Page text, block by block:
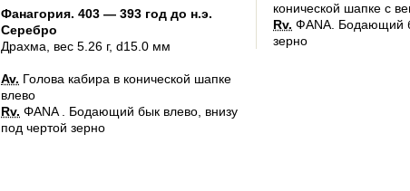
Фанагория. 403 — 393 год до н.э.
Серебро
Драхма , вес 5.26 г, d15.0 мм
Av. Голова кабира в конической шапке
влево
Rv. ΦΑΝΑ . Бодающий бык влево, внизу
под чертой зерно
конической шапке с
Rv. ФАNA. Бодающий
зерно